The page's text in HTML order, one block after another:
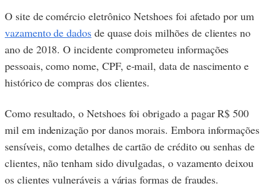
O site de comércio eletrônico Netshoes foi afetado por um
vazamento de dados de quase dois milhões de clientes no
ano de 2018. O incidente comprometeu informações
pessoais, como nome, CPF, e-mail, data de nascimento e
histórico de compras dos clientes.
Como resultado, o Netshoes foi obrigado a pagar R$ 500
mil em indenização por danos morais. Embora informações
sensíveis, como detalhes de cartão de crédito ou senhas de
clientes, não tenham sido divulgadas, o vazamento deixou
os clientes vulneráveis a várias formas de fraudes.